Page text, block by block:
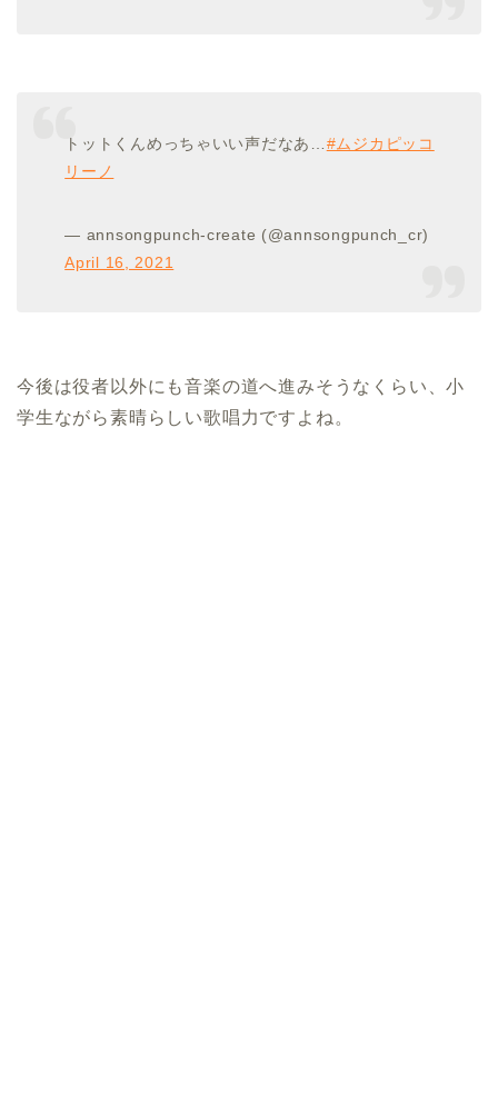
トットくんめっちゃいい声だなあ…#ムジカピッコ
リーノ
— annsongpunch-create (@annsongpunch_cr)
April 16, 2021
今後は役者以外にも音楽の道へ進みそうなくらい、小
学生ながら素晴らしい歌唱力ですよね。